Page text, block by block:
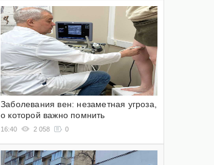
Заболевания вен: незаметная угроза,
о которой важно помнить
16:40 2 058 0